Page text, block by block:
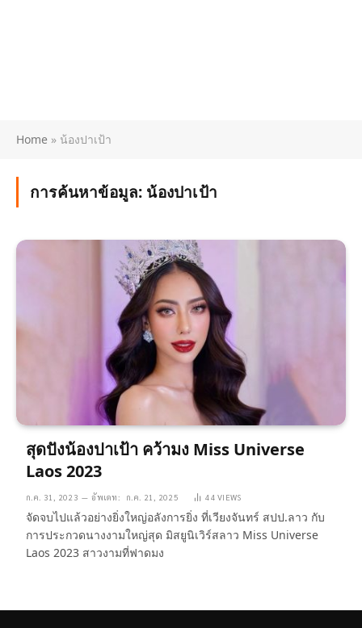
Home » น้องปาเป้า
การค้นหาข้อมูล: น้องปาเป้า
สุดปังน้องปาเป้า คว้ามง Miss Universe
Laos 2023
ก.ค. 31, 2023 อัพเดท: ก.ค. 21, 2025 44VIEWS
จัดจบไปแล้วอย่างยิ่งใหญ่อลังการยิ่ง ที่เวียงจันทร์ สปป.ลาว กับ
การประกวดนางงามใหญ่สุด มิสยูนิเวิร์สลาว Miss Universe
Laos 2023 สาวงามที่ฟาดมง